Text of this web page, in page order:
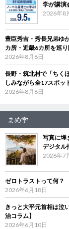
学が講演
2026年8
豊臣秀吉・秀長兄弟ゆ
カ所・近畿6カ所を巡
2026年8月8日
長野・筑北村で「ちく
しみながら全17スポッ
2026年8月8日
まめ学
写真に埋
デジタル
2026年7
ゼロトラストって何？
2026年6月18日
きっと大平元首相は泣
治コラム】
2026年6月10日